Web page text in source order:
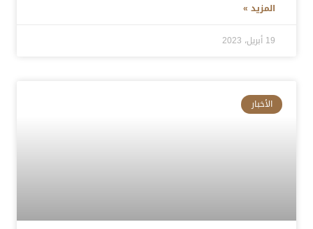
المزيد »
19 أبريل، 2023
الأخبار